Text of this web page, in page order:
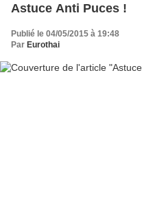
Astuce Anti Puces !
Publié le 04/05/2015 à 19:48
Par Eurothai